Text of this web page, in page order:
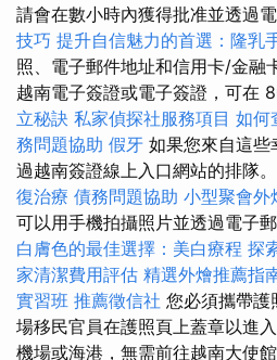
請會在數小時內獲得批准並透過
技巧 提升自信魅力的首選：隆乳
照、電子郵件地址和信用卡/金融
越南電子簽證或電子簽證，可在
立秘訣 私家偵探社服務項目 如何
務問題協助 假牙 如果您來自這些
過越南簽證線上入口網站的排隊。
復治療 債務問題協助 小型聚會外
可以用手機拍攝照片並透過電子
白膚色的最佳選擇：美白療程 探
家清潔費用評估 精選外燴推薦指
實習班 推薦徵信社 您必須攜帶護
場移民官員在護照頁上蓋章以進
機場或海港，無需前往越南大使